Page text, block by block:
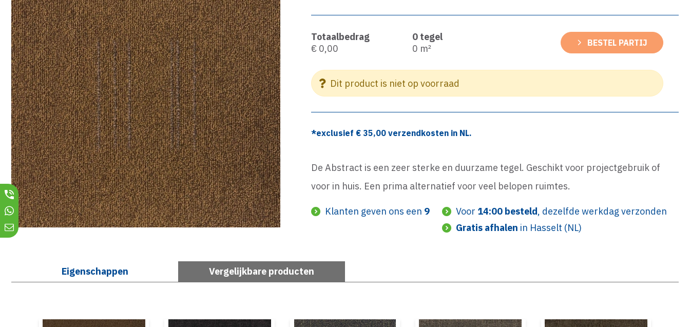
Totaalbedrag
€ 0,00
0 tegel
0 m² BESTEL PARTIJ
Dit product is niet op voorraad
*exclusief €35,00 verzendkosten in NL.
De Abstract is een zeer sterke en duurzame tegel. Geschikt voor projectgebruik of
voor in huis. Een prima alternatief voor veel belopen ruimtes.
Klanten geven ons een 9 Voor 14:00 besteld, dezelfde werkdag verzonden
Gratis afhalen in Hasselt (NL)
Eigenschappen Vergelijkbare producten